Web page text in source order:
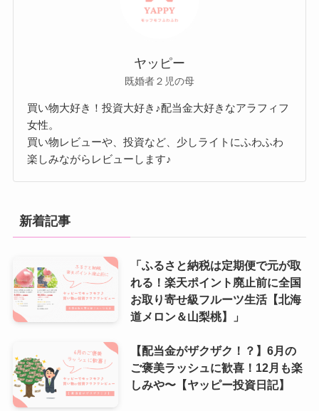
ヤッピー
既婚者２児の母
買い物大好き！投資大好き♪配当金大好きなアラフィフ
女性。
買い物レビューや、投資など、少しライトにふわふわ
楽しみながらレビューします♪
新着記事
「ふるさと納税は定期便で元が取
れる！楽天ポイント廃止前に全国
お取り寄せ級フルーツ生活【北海
道メロン＆山梨桃】」
【配当金がザクザク！？】6月の
ご褒美ラッシュに歓喜！12月も楽
しみや〜【ヤッピー投資日記】